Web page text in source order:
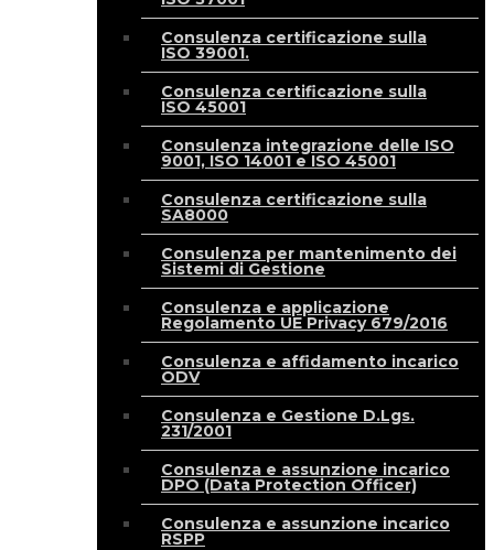
Consulenza certificazione sulla
ISO 39001.
Consulenza certificazione sulla
ISO 45001
Consulenza integrazione delle ISO
9001, ISO 14001 e ISO 45001
Consulenza certificazione sulla
SA8000
Consulenza per mantenimento dei
Sistemi di Gestione
Consulenza e applicazione
Regolamento UE Privacy 679/2016
Consulenza e affidamento incarico
ODV
Consulenza e Gestione D.Lgs.
231/2001
Consulenza e assunzione incarico
DPO (Data Protection Officer)
Consulenza e assunzione incarico
RSPP